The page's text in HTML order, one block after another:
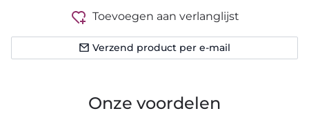
Toevoegen aan verlanglijst
Verzend product per e-mail
Onze voordelen